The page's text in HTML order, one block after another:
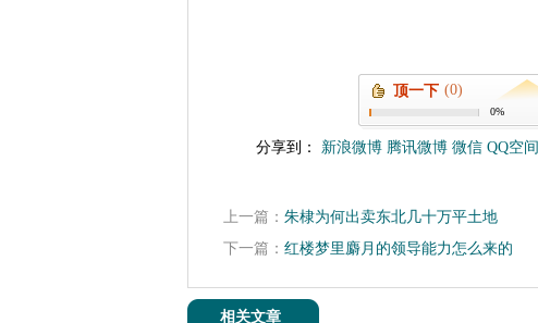
顶一下 (0)
0%
分享到： 新浪微博 腾讯微博 微信 QQ空间
上一篇： 朱棣为何出卖东北几十万平土地
下一篇： 红楼梦里麝月的领导能力怎么来的
相关文章